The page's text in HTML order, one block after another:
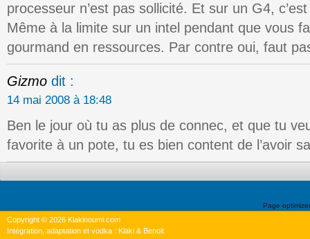
processeur n’est pas sollicité. Et sur un G4,
Même à la limite sur un intel pendant que vous
gourmand en ressources. Par contre oui, faut
Gizmo dit :
14 mai 2008 à 18:48
Ben le jour où tu as plus de connec, et que tu
favorite à un pote, tu es bien content de l’avoir
Page
Copyright © 2026 Klakinoumi.com
Intégration, adaptation et vodka : Klaki & Benoit